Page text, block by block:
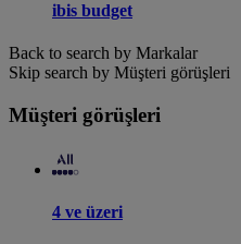
ibis budget
Back to search by Markalar
Skip search by Müşteri görüşleri
Müşteri görüşleri
4 ve üzeri